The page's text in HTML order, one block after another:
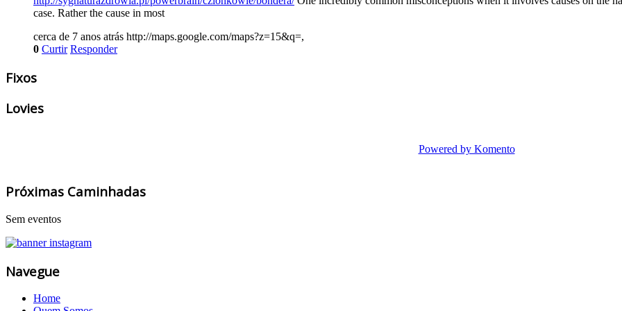
case. Rather the cause in most
cerca de 7 anos atrás http://maps.google.com/maps?z=15&q=,
0 Curtir Responder
Fixos
Lovies
Powered by Komento
Próximas Caminhadas
Sem eventos
Navegue
Home